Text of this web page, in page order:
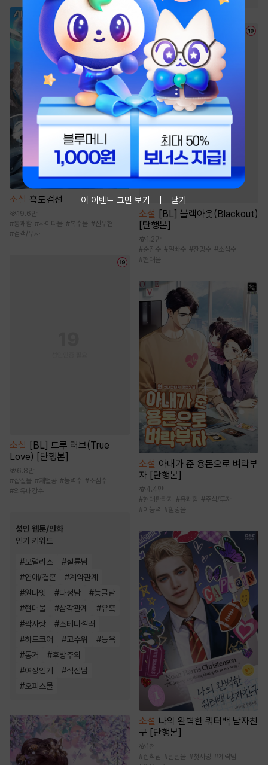
소설 흑도검선
19.6만
#통쾌함 #사이다물 #복수물 #신무협
#검객/무사
소설 [BL] 트루 러브(True
Love) [단행본]
6.8만
#삽질물 # 재벌공 #능력수 #소심수
#외유내강수
성인 웹툰/만화
인기 키워드
#모럴리스 #절륜남
#연애/결혼 #계약관계
#원나잇 #다정남 #능글남
#현대물 #삼각관계 #유혹
#짝사랑 #스테디셀러
#하드코어 #고수위 #능욕
#동거 #후방주의
#여성인기 #직진남
#오피스물
소설 [BL] 블랙아웃(Blackout)
[단행본]
1.2만
#순진수 #얼빠수 #잔망수 #소심수
#현대물
소설 아내가 준 용돈으로 벼락부
자 [단행본]
4.4만
#현대판타지 #유쾌함 #주식/투자
#이능력 #힐링물
소설 나의 완벽한 쿼터백 남자친
구 [단행본]
1천
#집착남 #달달물 #첫사랑 #계략남
이 이벤트 그만 보기 닫기